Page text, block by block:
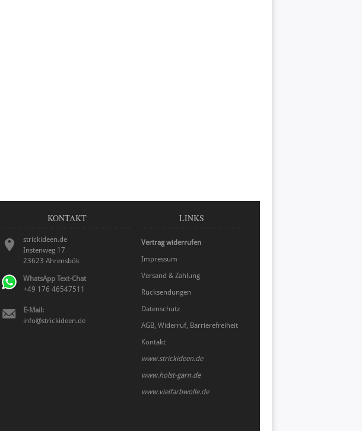
KONTAKT
strickideen.de
Instenweg 17
23623 Ahrensbök
WhatsApp Text-Chat
+49 176 46547511
E-Mail:
info@strickideen.de
LINKS
Vertrag widerrufen
Impressum
Versand & Zahlung
Rücksendungen
Datenschutz
AGB, Widerruf, Barrierefreiheit
Kontakt
www.strickideen.de
www.holst-garn.de
www.vielfarbwolle.de